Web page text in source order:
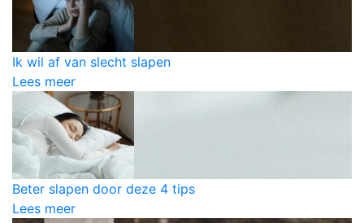
Ik wil af van slecht slapen
Lees meer
Beter slapen door deze 4 tips
Lees meer